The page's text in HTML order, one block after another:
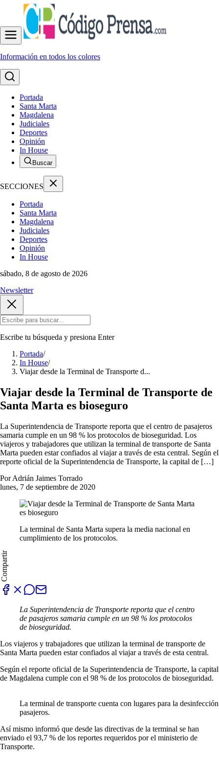
Información en todos los colores
Portada
Santa Marta
Magdalena
Judiciales
Deportes
Opinión
In House
Buscar
SECCIONES
Portada
Santa Marta
Magdalena
Judiciales
Deportes
Opinión
In House
sábado, 8 de agosto de 2026
Newsletter
Escribe tu búsqueda y presiona Enter
Portada/
In House/
Viajar desde la Terminal de Transporte d...
Viajar desde la Terminal de Transporte de
Santa Marta es bioseguro
La Superintendencia de Transporte reporta que el centro de pasajeros
samaria cumple en un 98 % los protocolos de bioseguridad. Los
viajeros y trabajadores que utilizan la terminal de transporte de Santa
Marta pueden estar confiados al viajar a través de esta central. Según el
reporte oficial de la Superintendencia de Transporte, la capital de […]
Por Adrián Jaimes Torrado
lunes, 7 de septiembre de 2020
La terminal de Santa Marta supera la media nacional en
cumplimiento de los protocolos.
Compartir
La Superintendencia de Transporte reporta que el centro
de pasajeros samaria cumple en un 98 % los protocolos
de bioseguridad.
Los viajeros y trabajadores que utilizan la terminal de transporte de
Santa Marta pueden estar confiados al viajar a través de esta central.
Según el reporte oficial de la Superintendencia de Transporte, la capital
de Magdalena cumple con el 98 % de los protocolos de bioseguridad.
La terminal de transporte cuenta con lugares para la
pasajeros.
Así mismo informó que desde las directivas de la terminal se han
enviado el 93,7 % de los reportes requeridos por el ministerio de
Transporte.